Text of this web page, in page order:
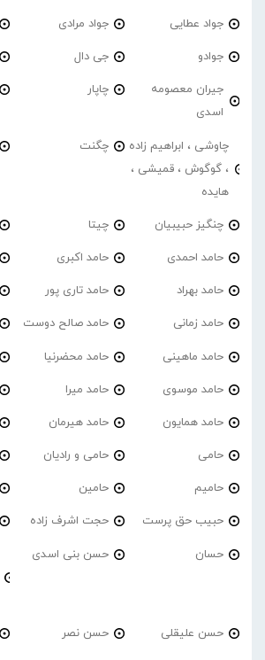
جواد عطایی جواد مرادی
جوادو جی دال
جیران معصومه
اسدی
چاپار
چاوشی ، ابراهیم زاده
، گوگوش ، قمیشی ،
هایده
چگنت
چنگیز حبیبیان چیتا
حامد احمدی حامد اکبری
حامد بهراد حامد تاری پور
حامد زمانی حامد صالح دوست
حامد ماهینی حامد محضرنیا
حامد موسوی حامد میرا
حامد همایون حامد هیرمان
حامی حامی و رادیان
حامیم حامین
حبیب حق پرست حجت اشرف زاده
حسان حسن بنی اسدی
حسن علیقلی حسن نصر